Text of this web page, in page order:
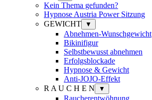
Kein Thema gefunden?
Hypnose Austria Power Sitzung
GEWICHT
▼
Abnehmen-Wunschgewicht
Bikinifigur
Selbstbewusst abnehmen
Erfolgsblockade
Hypnose & Gewicht
Anti-JOJO-Effekt
R A U C H E N
▼
Raucherentwöhnung